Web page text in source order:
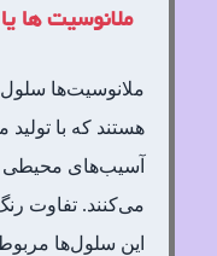
ملانوسیت ها
ملانوسیت‌ها
هستند که با تولید
می‌کنند. تفاوت
این سلول‌ها